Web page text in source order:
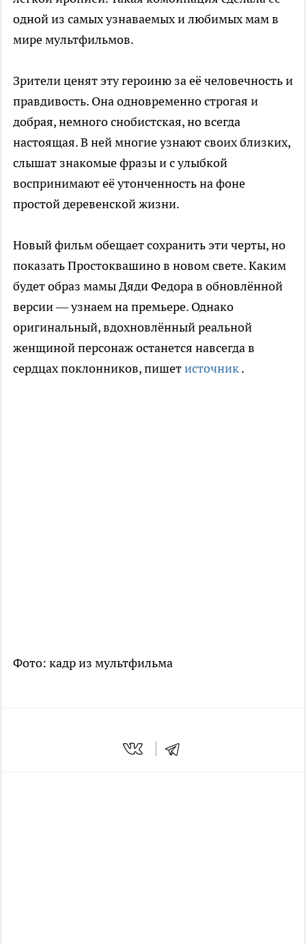
одной из самых узнаваемых и любимых мам в
мире мультфильмов.
Зрители ценят эту героиню за её человечность и
правдивость. Она одновременно строгая и
добрая, немного снобистская, но всегда
настоящая. В ней многие узнают своих близких,
слышат знакомые фразы и с улыбкой
воспринимают её утонченность на фоне
простой деревенской жизни.
Новый фильм обещает сохранить эти черты, но
показать Простоквашино в новом свете. Каким
будет образ мамы Дяди Федора в обновлённой
версии — узнаем на премьере. Однако
оригинальный, вдохновлённый реальной
женщиной персонаж останется навсегда в
сердцах поклонников,пишетисточник.
Фото: кадр из мультфильма